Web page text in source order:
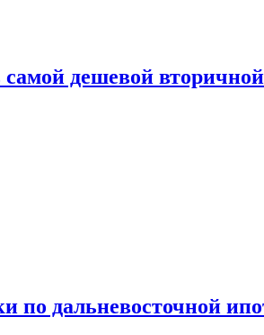
самой дешевой
по дальневосточной